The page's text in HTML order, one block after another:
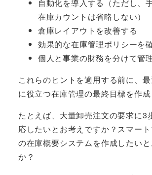
自動化を導入する（ただし、
在庫カウントは省略しない）
倉庫レイアウトを改善する
効果的な在庫管理ポリシーを
個人と事業の財務を分けて管
これらのヒントを適用する前に、
に役立つ在庫管理の最終目標を作成
たとえば、大量卸売注文の要求に3
応したいとお考えですか？スマー
の在庫概要システムを作成したい
か？